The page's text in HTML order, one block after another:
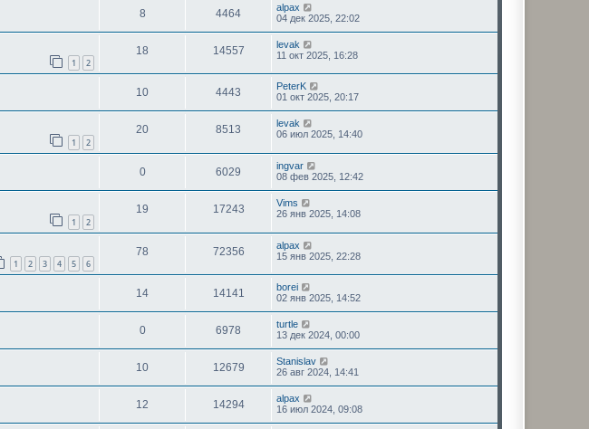
8 4464
alpax
04 дек 2025, 22:02
1 2
18 14557
levak
11 окт 2025, 16:28
10 4443
PeterK
01 окт 2025, 20:17
1 2
20 8513
levak
06 июл 2025, 14:40
0 6029
ingvar
08 фев 2025, 12:42
1 2
19 17243
Vims
26 янв 2025, 14:08
1 2 3 4 5 6
78 72356
alpax
15 янв 2025, 22:28
14 14141
borei
02 янв 2025, 14:52
0 6978
turtle
13 дек 2024, 00:00
10 12679
Stanislav
26 авг 2024, 14:41
12 14294
alpax
16 июл 2024, 09:08